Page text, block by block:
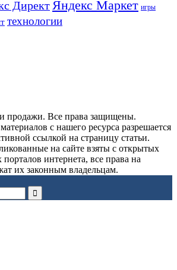
Директ Яндекс Маркет игры
технологии
продажи. Все права защищены.
с нашего ресурса разрешается
ссылкой на страницу статьи.
на сайте взяты с открытых
интернета, все права на
их законным владельцам.